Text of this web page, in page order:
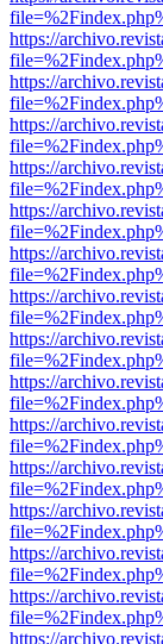
https://
https://
https://
https://
https://
https://
https://
https://
https://
https://
https://
https://
https://
https://
https://